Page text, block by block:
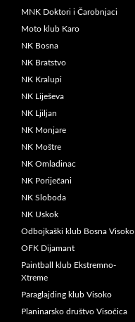
MNK Doktori i Čarobnjaci
Moto klub Karo
NK Bosna
NK Bratstvo
NK Kralupi
NK Liješeva
NK Ljiljan
NK Monjare
NK Moštre
NK Omladinac
NK Poriječani
NK Sloboda
NK Uskok
Odbojkaški klub Bosna Visoko
OFK Dijamant
Paintball klub Ekstremno-
Xtreme
Paraglajding klub Visoko
Planinarsko društvo Visočica